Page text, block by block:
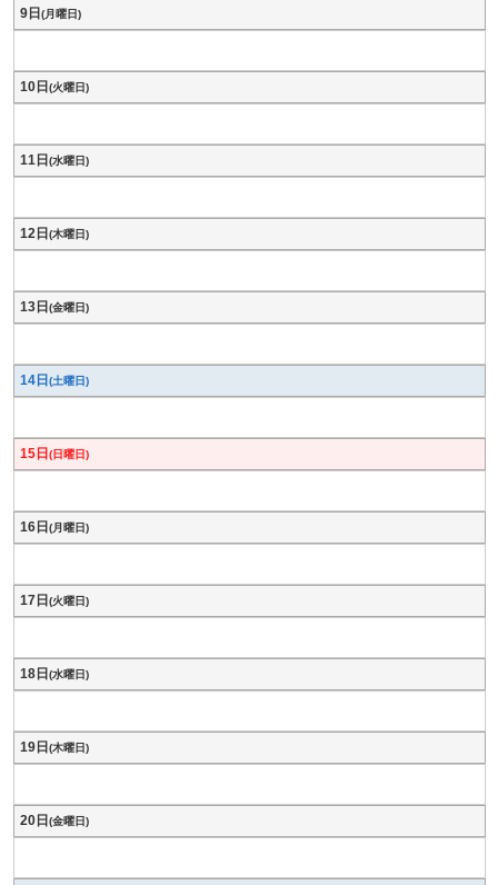
9日 (月曜日)
10日 (火曜日)
11日 (水曜日)
12日 (木曜日)
13日 (金曜日)
14日 (土曜日)
15日 (日曜日)
16日 (月曜日)
17日 (火曜日)
18日 (水曜日)
19日 (木曜日)
20日 (金曜日)